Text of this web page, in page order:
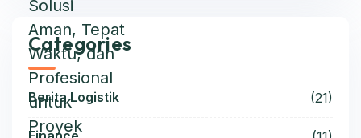
Categories
Berita Logistik (21)